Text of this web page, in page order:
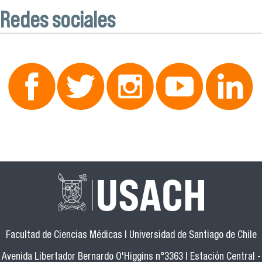
Redes sociales
Facultad de Ciencias Médicas | Universidad de Santiago de Chile
Avenida Libertador Bernardo O'Higgins n°3363 | Estación Central -